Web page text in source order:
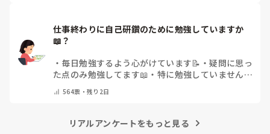
仕事終わりに自己研鑽のために勉強していますか
📖？
・ 毎日勉強するよう心がけています📝 ・疑問に思っ
た点のみ勉強してます📖 ・ 特に勉強していません・
564票・残り2日
リアルアンケートをもっと見る